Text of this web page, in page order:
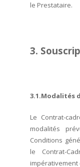
le Prestataire.
3.
3.1.Modalités
Le Contrat-
modalités
Conditions
le Contrat-
impérativement